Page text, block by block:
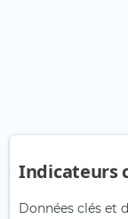
Indicateurs
Données clés et